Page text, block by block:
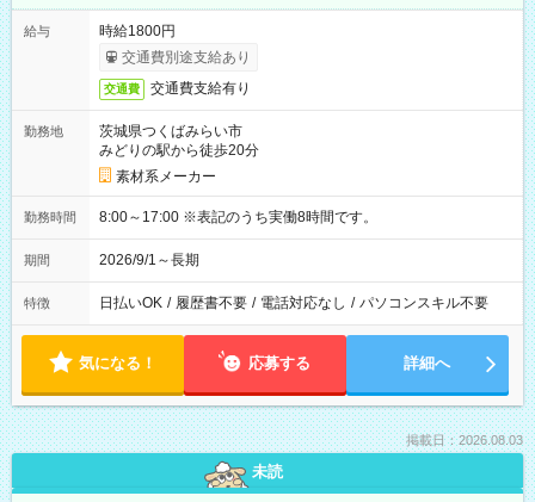
給与
時給1800円
交通費別途支給あり
交通費 交通費支給有り
勤務地
茨城県つくばみらい市
みどりの駅から徒歩20分
素材系メーカー
勤務時間 8:00～17:00 ※表記のうち実働8時間です。
期間 2026/9/1～長期
特徴 日払いOK / 履歴書不要 / 電話対応なし / パソコンスキル不要
気になる！ 応募する 詳細へ
掲載日：2026.08.03
未読